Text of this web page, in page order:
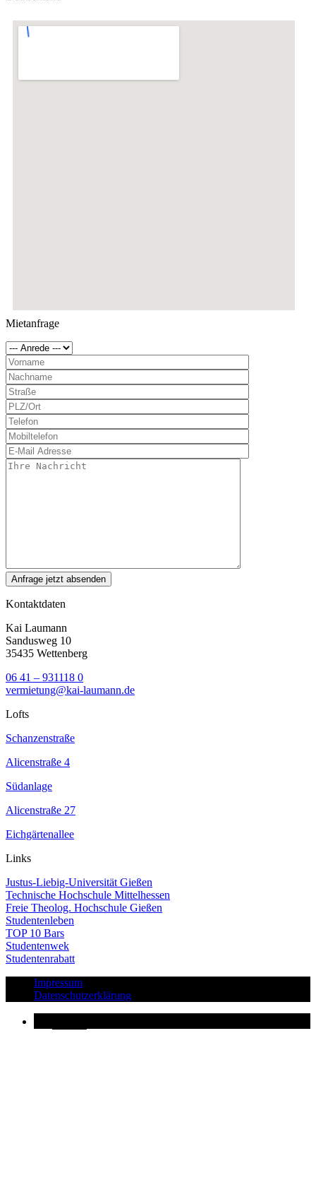
Mietanfrage
Kontaktdaten
Kai Laumann
Sandusweg 10
35435 Wettenberg
06 41 – 931118 0
vermietung@kai-laumann.de
Lofts
Schanzenstraße
Alicenstraße 4
Südanlage
Alicenstraße 27
Eichgärtenallee
Links
Justus-Liebig-Universität Gießen
Technische Hochschule Mittelhessen
Freie Theolog. Hochschule Gießen
Studentenleben
TOP 10 Bars
Studentenwek
Studentenrabatt
Impressum
Datenschutzerklärung